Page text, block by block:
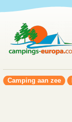
Camping aan zee